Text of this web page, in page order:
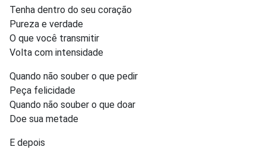
Tenha dentro do seu coração
Pureza e verdade
O que você transmitir
Volta com intensidade
Quando não souber o que pedir
Peça felicidade
Quando não souber o que doar
Doe sua metade
E depois